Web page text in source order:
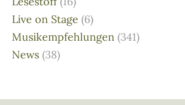
Live on Stage (6)
Musikempfehlungen (341)
News (38)